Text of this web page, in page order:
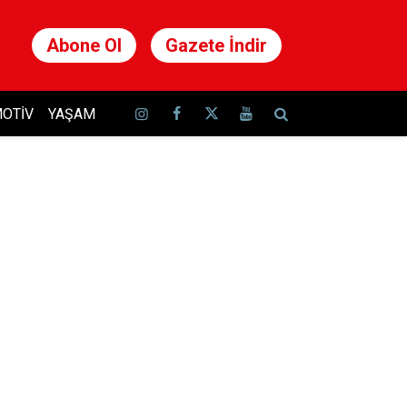
Abone Ol Gazete İndir
YAŞAM